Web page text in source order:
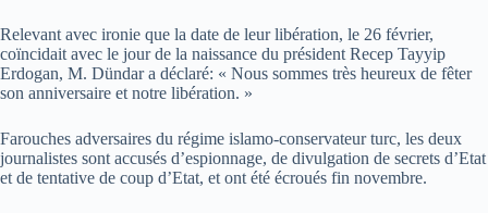
Relevant avec ironie que la date de leur libération, le 26 février,
coïncidait avec le jour de la naissance du président Recep Tayyip
Erdogan, M. Dündar a déclaré: « Nous sommes très heureux de fêter
son anniversaire et notre libération. »
Farouches adversaires du régime islamo-conservateur turc, les deux
journalistes sont accusés d’espionnage, de divulgation de secrets d’Etat
et de tentative de coup d’Etat, et ont été écroués fin novembre.